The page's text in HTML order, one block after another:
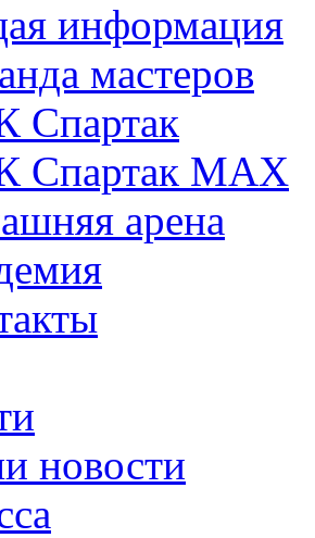
информация
мастеров
Спартак МАХ
арена
новости